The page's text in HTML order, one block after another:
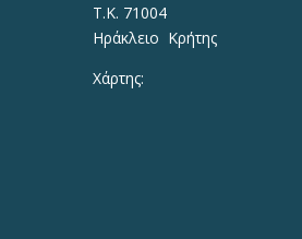
Τ.Κ. 71004
Ηράκλειο Κρήτης
Χάρτης: